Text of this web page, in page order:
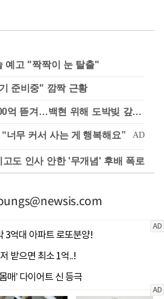
예고 "짝짝이 눈 탈출"
준비중" 깜짝 근황
차가원 "MC몽에 400억 뜯겨…백현 위해 도박빚 갚아줘"
도 인사 안한 '무개념' 후배 폭로